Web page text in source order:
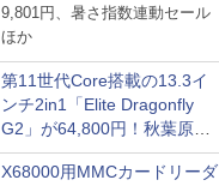
9,801円、暑さ指数連動セール
ほか
第11世代Core搭載の13.3イ
ンチ2in1「Elite Dragonfly
G2」が64,800円！秋葉原で
中古PCセール
X68000用MMCカードリーダ